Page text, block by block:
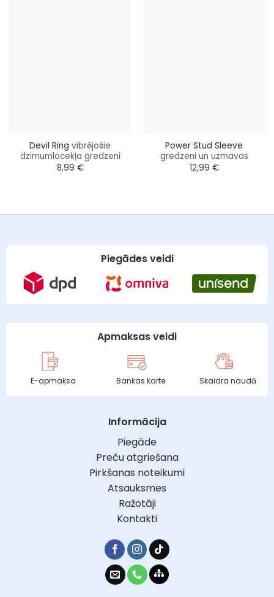
Devil Ring vibrējošie
dzimumlocekļa gredzeni
8,99 €
Power Stud Sleeve
gredzeni un uzmavas
12,99 €
Piegādes veidi
Apmaksas veidi
E-apmaksa Bankas karte Skaidra naudā
Informācija
Piegāde
Preču atgriešana
Pirkšanas noteikumi
Atsauksmes
Ražotāji
Kontakti